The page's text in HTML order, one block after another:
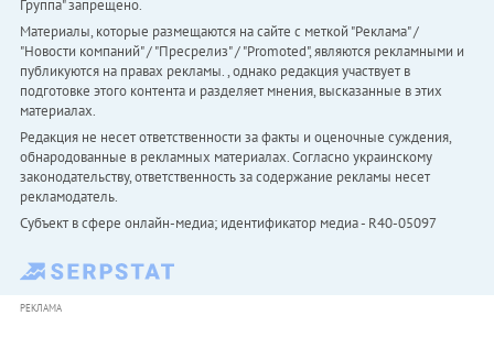
Группа" запрещено.
Материалы, которые размещаются на сайте с меткой "Реклама" /
"Новости компаний" / "Пресрелиз" / "Promoted", являются рекламными и
публикуются на правах рекламы. , однако редакция участвует в
подготовке этого контента и разделяет мнения, высказанные в этих
материалах.
Редакция не несет ответственности за факты и оценочные суждения,
обнародованные в рекламных материалах. Согласно украинскому
законодательству, ответственность за содержание рекламы несет
рекламодатель.
Субъект в сфере онлайн-медиа; идентификатор медиа - R40-05097
РЕКЛАМА